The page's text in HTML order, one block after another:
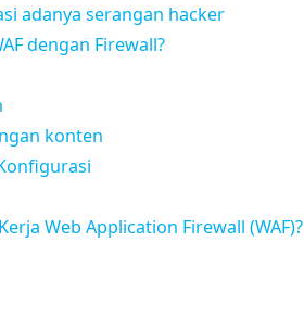
adanya serangan hacker
dengan Firewall?
konten
Web Application Firewall (WAF)?